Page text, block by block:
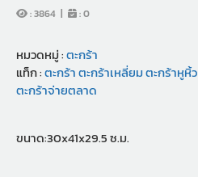
:3864 | :0
หมวดหมู่ :ตะกร้า
แท็ก :ตะกร้าตะกร้าเหลี่ยมตะกร้าหูหิ้ว
ตะกร้าจ่ายตลาด
ขนาด:30x41x29.5 ซ.ม.